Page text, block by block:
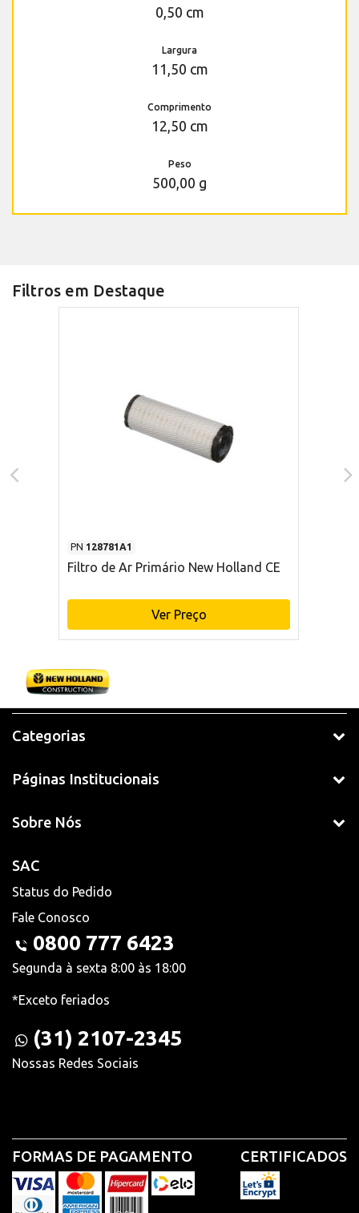
0,50 cm
Largura
11,50 cm
Comprimento
12,50 cm
Peso
500,00 g
Filtros em Destaque
PN 128781A1
Filtro de Ar Primário New Holland CE
Ver Preço
Categorias
Páginas Institucionais
Sobre Nós
SAC
Status do Pedido
Fale Conosco
0800 777 6423
Segunda à sexta 8:00 às 18:00
*Exceto feriados
(31) 2107-2345
Nossas Redes Sociais
FORMAS DE PAGAMENTO CERTIFICADOS